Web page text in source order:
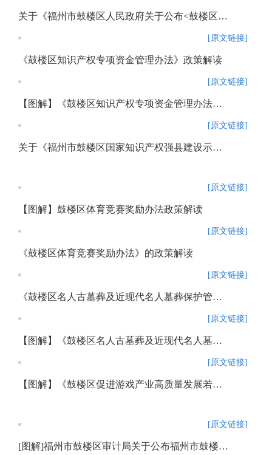
关于《福州市鼓楼区人民政府关于公布<鼓楼区重餐饮禁设区域清单（第3批）>的通知》的政策解读
[原文链接]
《鼓楼区知识产权专项资金管理办法》政策解读
[原文链接]
【图解】《鼓楼区知识产权专项资金管理办法》政策解读
[原文链接]
关于《福州市鼓楼区国家知识产权强县建设示范县工作方案》的政策解读
[原文链接]
【图解】鼓楼区体育竞赛奖励办法政策解读
[原文链接]
《鼓楼区体育竞赛奖励办法》的政策解读
[原文链接]
《鼓楼区名人古墓葬及近现代名人墓葬保护管理办法》政策解读
[原文链接]
【图解】《鼓楼区名人古墓葬及近现代名人墓葬保护管理办法》政策解读
[原文链接]
【图解】《鼓楼区促进游戏产业高质量发展若干措施（试行）》政策解读
[原文链接]
[图解]福州市鼓楼区审计局关于公布福州市鼓楼区审计局权责清单的通知